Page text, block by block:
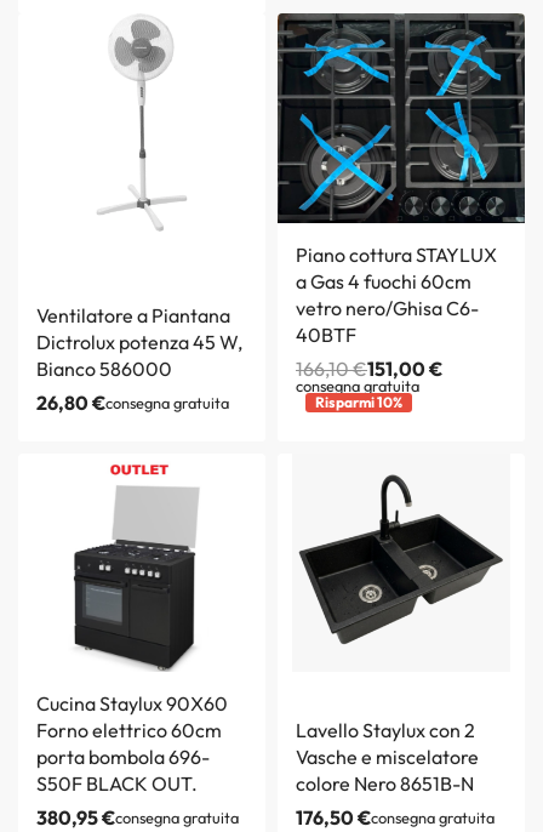
Ventilatore a Piantana
Dictrolux potenza 45 W,
Bianco 586000
26,80€consegna gratuita
Piano cottura STAYLUX
a Gas 4 fuochi 60cm
vetro nero/Ghisa C6-
40BTF
166,10€151,00€
consegna gratuita
Risparmi 10%
Cucina Staylux 90X60
Forno elettrico 60cm
porta bombola 696-
S50F BLACK OUT.
380,95€consegna gratuita
Lavello Staylux con 2
Vasche e miscelatore
colore Nero 8651B-N
176,50€consegna gratuita